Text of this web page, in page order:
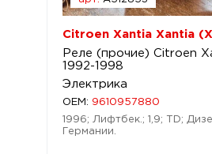
Citroen Xantia Xantia
Реле (прочие) Citroen
1992-1998
Электрика
OEM: 9610957880
1996; Лифтбек.; 1,9; TD;
Германии.